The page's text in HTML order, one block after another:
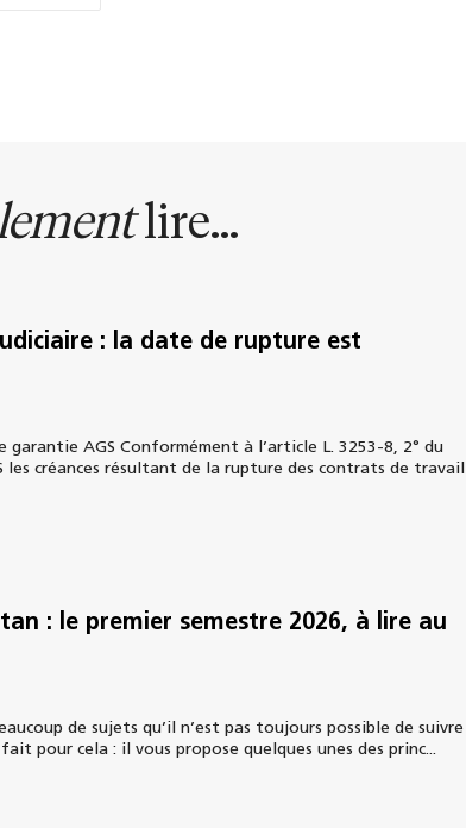
lire...
: la date de rupture est
AGS Conformément à l’article L. 3253-8, 2° du
les créances résultant de la rupture des contrats de travail
: le premier semestre 2026, à lire au
de sujets qu’il n’est pas toujours possible de suivre
pour cela : il vous propose quelques unes des princ...